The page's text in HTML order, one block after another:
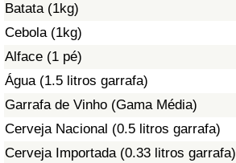
Batata (1kg)
Cebola (1kg)
Alface (1 pé)
Água (1.5 litros garrafa)
Garrafa de Vinho (Gama Média)
Cerveja Nacional (0.5 litros garrafa)
Cerveja Importada (0.33 litros garrafa)
Indicador de Poluição por País
Trânsito
Indicador de Trânsito
Indicador de Trânsito (Atual)